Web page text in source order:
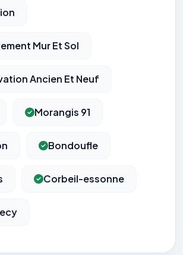
Mur Et Sol
Ancien Et Neuf
Morangis 91
Bondoufle
Corbeil-essonne